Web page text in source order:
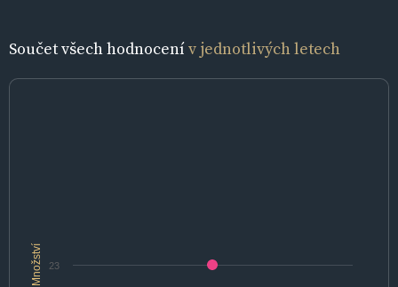
Součet všech hodnocenív jednotlivých letech
Množství 23